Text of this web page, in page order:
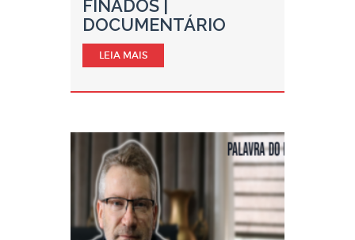
FINADOS |
DOCUMENTÁRIO
LEIA MAIS